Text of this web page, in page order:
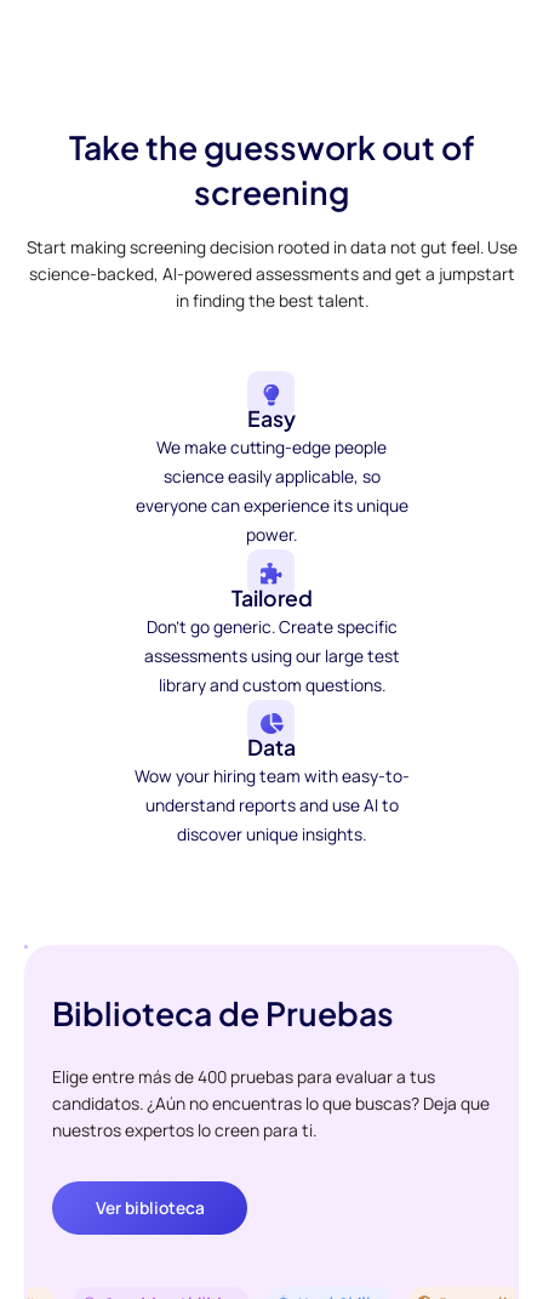
Take the guesswork out of
screening
Start making screening decision rooted in data not gut feel. Use
science-backed, AI-powered assessments and get a jumpstart
in finding the best talent.
Easy
We make cutting-edge people
science easily applicable, so
everyone can experience its unique
power.
Tailored
Don't go generic. Create specific
assessments using our large test
library and custom questions.
Data
Wow your hiring team with easy-to-
understand reports and use AI to
discover unique insights.
Biblioteca de Pruebas
Elige entre más de 400 pruebas para evaluar a tus
candidatos. ¿Aún no encuentras lo que buscas? Deja que
nuestros expertos lo creen para ti.
Ver biblioteca